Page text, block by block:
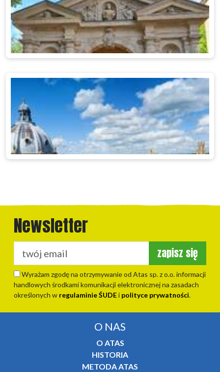
Newsletter
zapisz się
Wyrażam zgodę na otrzymywanie od Atas sp. z o.o. informacji
handlowych środkami komunikacji elektronicznej na zasadach
określonych w regulaminie ŚUDEi polityce prywatności.
O NAS
O ATAS
HISTORIA
METODA ATAS